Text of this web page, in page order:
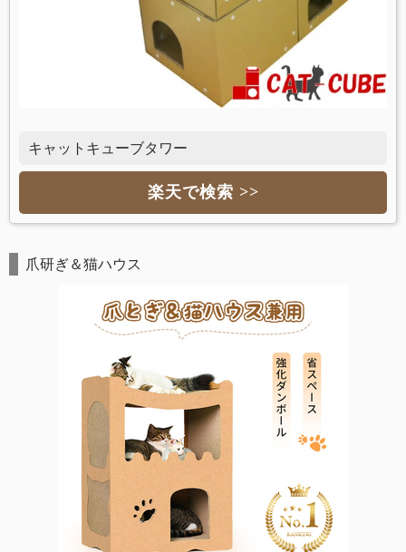
キャットキューブタワー
楽天で検索 >>
爪研ぎ＆猫ハウス